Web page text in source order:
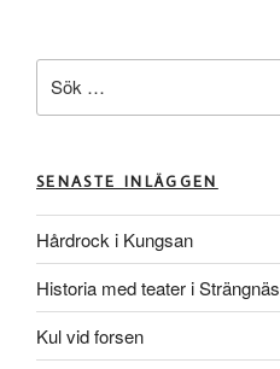
efter:
SENASTE INLÄGGEN
Hårdrock i Kungsan
Historia med teater i Strängnäs
Kul vid forsen